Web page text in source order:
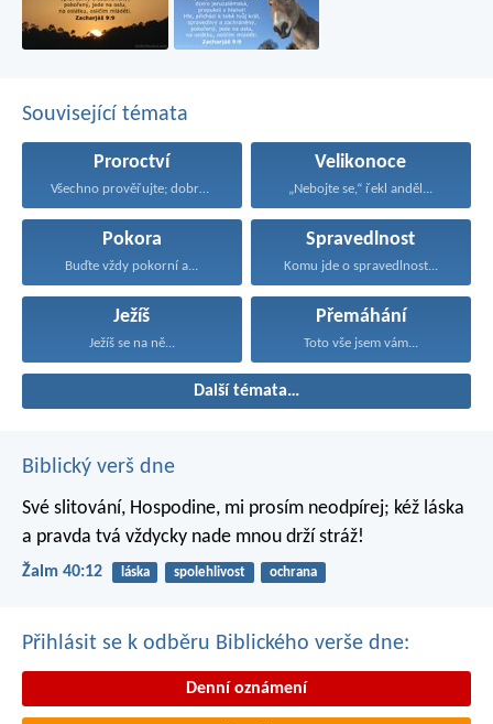
Související témata
Proroctví
Všechno prověřujte; dobrého se...
Velikonoce
„Nebojte se,“ řekl anděl...
Pokora
Buďte vždy pokorní a...
Spravedlnost
Komu jde o spravedlnost...
Ježíš
Ježíš se na ně...
Přemáhání
Toto vše jsem vám...
Další témata…
Biblický verš dne
Své slitování, Hospodine, mi prosím neodpírej; kéž láska
a pravda tvá vždycky nade mnou drží stráž!
Žalm 40:12 láska spolehlivost ochrana
Přihlásit se k odběru Biblického verše dne:
Denní oznámení